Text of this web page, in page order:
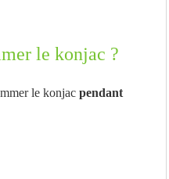
le konjac ?
le konjac pendant